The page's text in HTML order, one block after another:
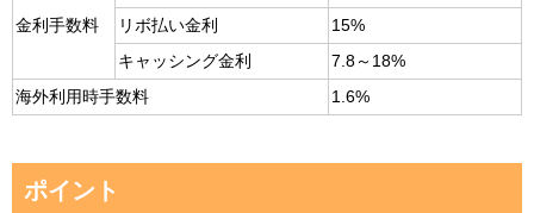
金利手数料
リボ払い金利
15%
キャッシング金利
7.8～18%
海外利用時手数料
1.6%
ポイント